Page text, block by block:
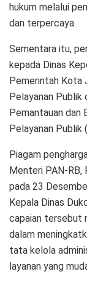
hukum melalui
dan terpercaya.
Sementara itu,
kepada Dinas
Pemerintah Kota
Pelayanan Publik
Pemantauan dan
Pelayanan Publik
Piagam
Menteri PAN-RB,
pada 23
Kepala Dinas
capaian tersebut
dalam
tata kelola
layanan yang